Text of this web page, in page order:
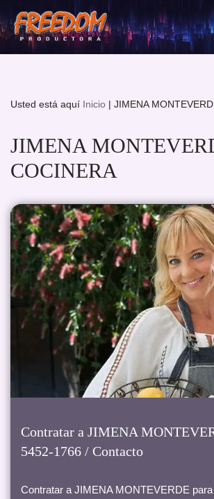
Saltar
al
Usted está aquí Inicio | JIMENA
JIMENA
COCINERA
Contratar a JIMENA
5452-1766 / Contacto
Contratar a JIMENA MONTEVERDE